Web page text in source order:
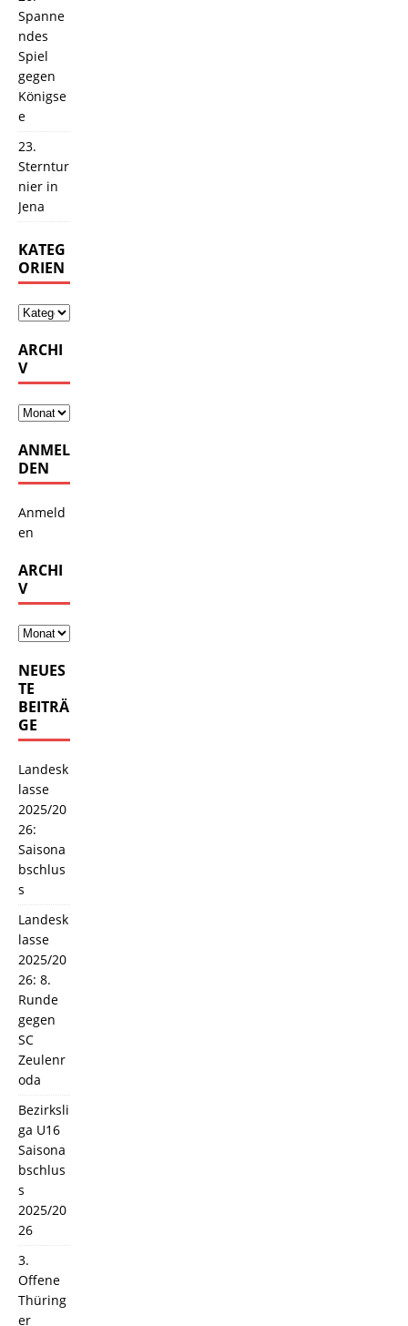
Spanne
ndes
Spiel
gegen
Königse
e
23.
Sterntur
nier in
Jena
KATEG
ORIEN
ARCHI
V
ANMEL
DEN
Anmeld
en
ARCHI
V
NEUES
TE
BEITRÄ
GE
Landesk
lasse
2025/20
26:
Saisona
bschlus
s
Landesk
lasse
2025/20
26: 8.
Runde
gegen
SC
Zeulenr
oda
Bezirksli
ga U16
Saisona
bschlus
s
2025/20
26
3.
Offene
Thüring
er